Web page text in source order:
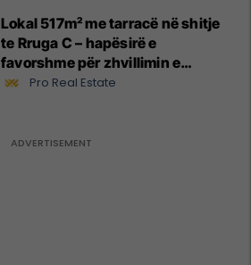
Lokal 517m² me tarracë në shitje
te Rruga C – hapësirë e
favorshme për zhvillimin e
biznesit #15796
Pro Real Estate